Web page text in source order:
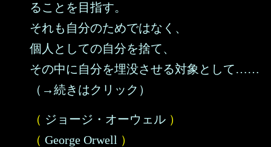
ることを目指す。
それも自分のためではなく、
個人としての自分を捨て、
その中に自分を埋没させる対象として……
（→続きはクリック）
（ ジョージ・オーウェル ）
（ George Orwell ）